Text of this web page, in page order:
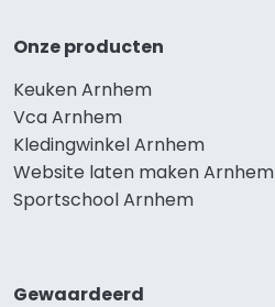
Onze producten
Keuken Arnhem
Vca Arnhem
Kledingwinkel Arnhem
Website laten maken Arnhem
Sportschool Arnhem
Gewaardeerd